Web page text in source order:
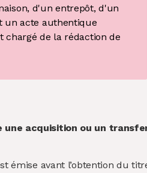
d'un entrepôt, d'un
unacte authentique
chargé de la rédaction de
acquisition ou un
émise avant l’obtention du